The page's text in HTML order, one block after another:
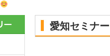
愛知セミナー